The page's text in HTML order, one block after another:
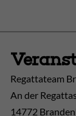
Regattateam
An der
14772